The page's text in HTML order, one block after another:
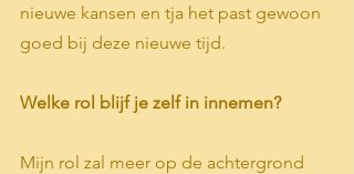
nieuwe kansen en tja het past gewoon
goed bij deze nieuwe tijd.
Welke rol blijf je zelf in innemen?
Mijn rol zal meer op de achtergrond